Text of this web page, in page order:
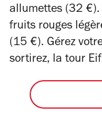
allumettes (32 €).
fruits rouges
(15 €). Gérez
sortirez, la tour